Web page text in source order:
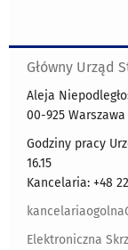
Główny Urząd
Aleja
00-925 Warszawa
Godziny pracy
16.15
Kancelaria: +48
Elektroniczna